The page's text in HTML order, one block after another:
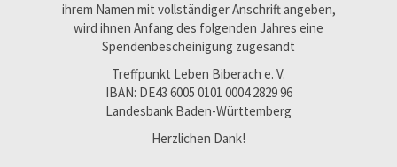
ihrem Namen mit vollständiger Anschrift angeben,
wird ihnen Anfang des folgenden Jahres eine
Spendenbescheinigung zugesandt
Treffpunkt Leben Biberach e. V.
IBAN: DE43 6005 0101 0004 2829 96
Landesbank Baden-Württemberg
Herzlichen Dank!